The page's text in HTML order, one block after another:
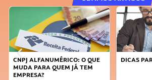
CNPJ ALFANUMÉRICO: O QUE
MUDA PARA QUEM JÁ TEM
EMPRESA?
DICAS